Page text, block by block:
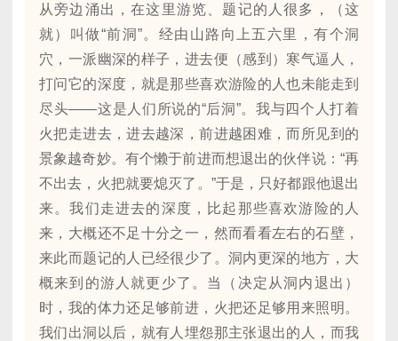
从旁边涌出，在这里游览、题记的人很多，（这
就）叫做“前洞”。经由山路向上五六里，有个洞
穴，一派幽深的样子，进去便（感到）寒气逼人，
打问它的深度，就是那些喜欢游险的人也未能走到
尽头——这是人们所说的“后洞”。我与四个人打着
火把走进去，进去越深，前进越困难，而所见到的
景象越奇妙。有个懒于前进而想退出的伙伴说：“再
不出去，火把就要熄灭了。”于是，只好都跟他退出
来。我们走进去的深度，比起那些喜欢游险的人
来，大概还不足十分之一，然而看看左右的石壁，
来此而题记的人已经很少了。洞内更深的地方，大
概来到的游人就更少了。当（决定从洞内退出）
时，我的体力还足够前进，火把还足够用来照明。
我们出洞以后，就有人埋怨那主张退出的人，而我